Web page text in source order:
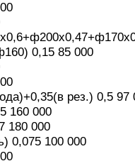
0,15 85 000
рез.) 0,5 97
160 000
180 000
0,075 100 000